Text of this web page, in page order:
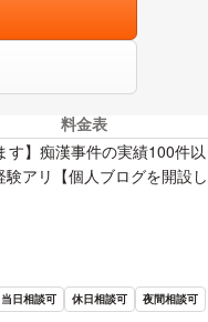
料金表
】痴漢事件の実績100件以
アリ【個人ブログを開設し
当日相談可 休日相談可
夜間相談可